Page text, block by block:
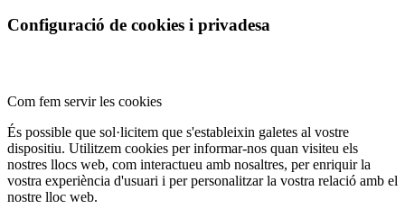
Configuració de cookies i privadesa
Com fem servir les cookies
És possible que sol·licitem que s'estableixin galetes al vostre
dispositiu. Utilitzem cookies per informar-nos quan visiteu els
nostres llocs web, com interactueu amb nosaltres, per enriquir la
vostra experiència d'usuari i per personalitzar la vostra relació amb el
nostre lloc web.